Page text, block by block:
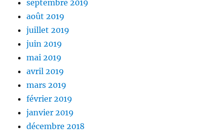
septembre 2019
août 2019
juillet 2019
juin 2019
mai 2019
avril 2019
mars 2019
février 2019
janvier 2019
décembre 2018